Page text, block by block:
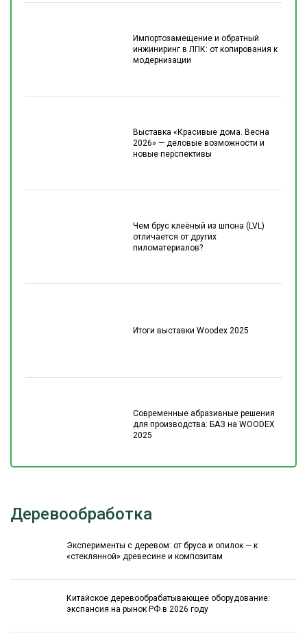
Импортозамещение и обратный
инжиниринг в ЛПК: от копирования к
модернизации
Выставка «Красивые дома. Весна
2026» — деловые возможности и
новые перспективы
Чем брус клеёный из шпона (LVL)
отличается от других
пиломатериалов?
Итоги выставки Woodex 2025
Современные абразивные решения
для производства: БАЗ на WOODEX
2025
Деревообработка
Эксперименты с деревом: от бруса и опилок — к
«стеклянной» древесине и композитам
Китайское деревообрабатывающее оборудование:
экспансия на рынок РФ в 2026 году